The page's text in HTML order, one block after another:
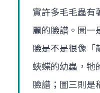
實許多毛毛蟲有
麗的臉譜。圖一
臉是不是很像「
蛺蝶的幼蟲，牠
臉譜；圖三則是